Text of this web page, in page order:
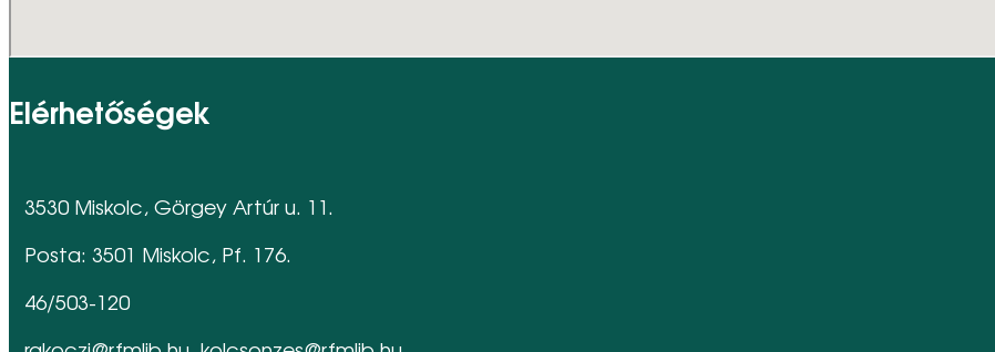
Elérhetőségek
3530 Miskolc, Görgey Artúr u. 11.
Posta: 3501 Miskolc, Pf. 176.
46/503-120